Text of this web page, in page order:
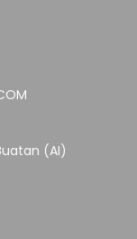
(AI)